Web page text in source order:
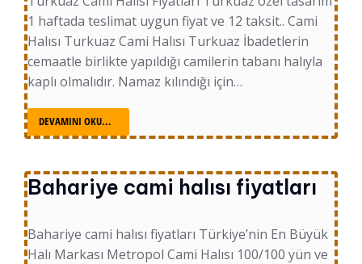
1 haftada teslimat uygun fiyat ve 12 taksit.. Cami
Halısı Turkuaz Cami Halısı Turkuaz İbadetlerin
cemaatle birlikte yapıldığı camilerin tabanı halıyla
kaplı olmalıdır. Namaz kılındığı için…
DEVAMINI OKU...
Bahariye cami halısı fiyatları
Bahariye cami halısı fiyatları Türkiye’nin En Büyük
Halı Markası Metropol Cami Halısı 100/100 yün ve